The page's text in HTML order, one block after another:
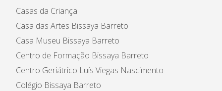
Casas da Criança
Casa das Artes Bissaya Barreto
Casa Museu Bissaya Barreto
Centro de Formação Bissaya Barreto
Centro Geriátrico Luís Viegas Nascimento
Colégio Bissaya Barreto